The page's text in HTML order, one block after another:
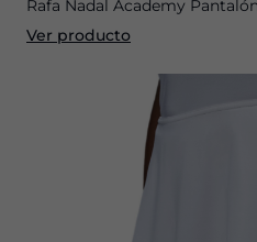
Rafa Nadal Academy
Ver producto